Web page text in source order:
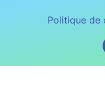
Politique de